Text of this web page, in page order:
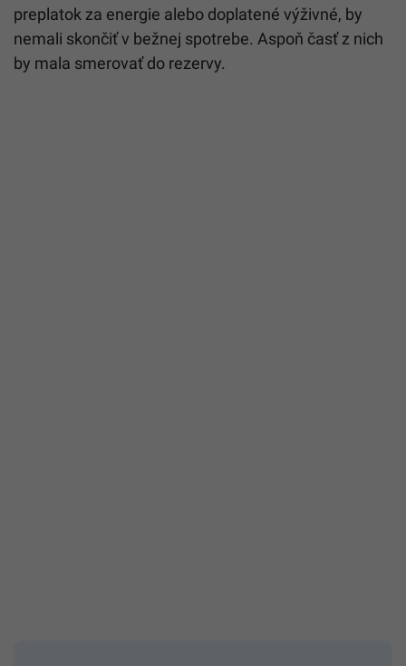
preplatok za energie alebo doplatené výživné, by
nemali skončiť v bežnej spotrebe. Aspoň časť z nich
by mala smerovať do rezervy.